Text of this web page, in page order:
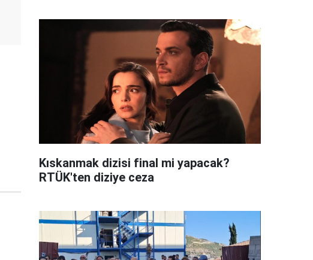
Kıskanmak dizisi final mi yapacak?
RTÜK'ten diziye ceza